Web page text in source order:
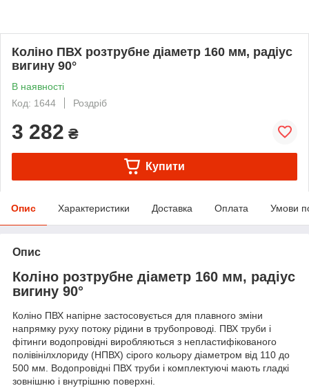
Коліно ПВХ розтрубне діаметр 160 мм, радіус
вигину 90°
В наявності
Код: 1644
Роздріб
3 282 ₴
Купити
Опис Характеристики Доставка Оплата Умови
Опис
Коліно розтрубне діаметр 160 мм, радіус
вигину 90°
Коліно ПВХ напірне застосовується для плавного зміни
напрямку руху потоку рідини в трубопроводі. ПВХ труби і
фітинги водопровідні виробляються з непластифікованого
полівінілхлориду (НПВХ) сірого кольору діаметром від 110 до
500 мм. Водопровідні ПВХ труби і комплектуючі мають гладкі
зовнішню і внутрішню поверхні.